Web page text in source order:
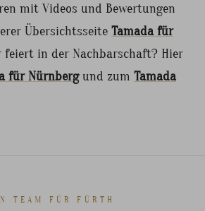
mit Videos und Bewertungen
Übersichtsseite Tamada für
feiert in der Nachbarschaft? Hier
für Nürnbergund zum Tamada
TEAM FÜR FÜRTH